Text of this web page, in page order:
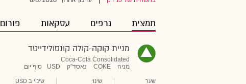
תמצית גרפים עסקאות פורום
מניית קוקה-קולה קונסולידייטד
Coca-Cola Consolidated
מניה
COKE נאסד"ק USD סוף יום
שער שינוי שינוי ב USD